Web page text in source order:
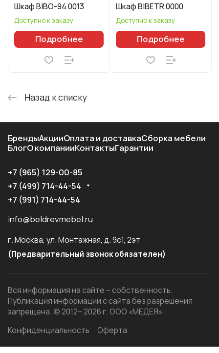
Шкаф BIBO-94 0013
Доступно к заказу
Подробнее
Шкаф BIBETR 0000
Доступно к заказу
Подробнее
Назад к списку
БрендыАкцииОплата и доставкаСборка мебели
БлогО компанииКонтактыГарантии
+7 (965) 129-00-85
+7 (499) 714-44-54
+7 (991) 714-44-54
info@beldrevmebel.ru
г. Москва, ул. Монтажная, д. 9с1, 2эт
(Предварительный звонок обязателен)
Вся информация на сайте – собственность.
Публикация информации с сайта без разрешения
запрещена. © 2012– 2026 г. ООО «МЕДЕЯ»
Конфиденциальность
Оферта